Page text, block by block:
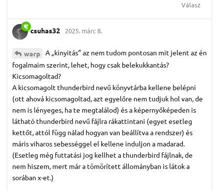
Válasz
csuhas32 2025. márc 8.
warp
A „kinyitás” az nem tudom pontosan mit jelent az én
fogalmaim szerint, lehet, hogy csak belekukkantás?
Kicsomagoltad?
A kicsomagolt thunderbird nevű könyvtárba kellene belépni
(ott ahová kicsomagoltad, azt egyelőre nem tudjuk hol van, de
nem is lényeges, ha te megtalálod) és a képernyőképeden is
látható thunderbird nevű fájlra rákattintani (egyet esetleg
kettőt, attól függ nálad hogyan van beállítva a rendszer) és
máris viharos sebességgel el kellene induljon a madarad.
(Esetleg még futtatási jog kellhet a thunderbird fájlnak, de
nem hiszem, mert már a tömörített állományban is látok a
sorában x-et.)